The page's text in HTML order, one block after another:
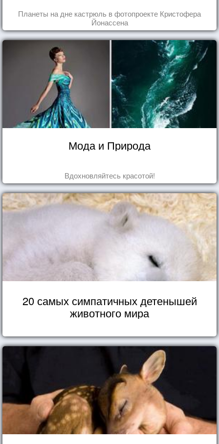
Планеты на дне кастрюль в фотопроекте Кристофера
Йонассена
Мода и Природа
Вдохновляйтесь красотой!
20 самых симпатичных детенышей
животного мира